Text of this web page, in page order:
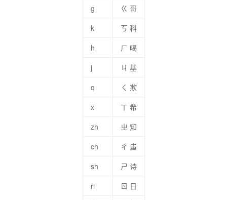
g
ㄍ 哥
k
ㄎ 科
h
ㄏ 喝
j
ㄐ 基
q
ㄑ 欺
x
ㄒ 希
zh
ㄓ 知
ch
ㄔ 蚩
sh
ㄕ 诗
ri
ㄖ 日